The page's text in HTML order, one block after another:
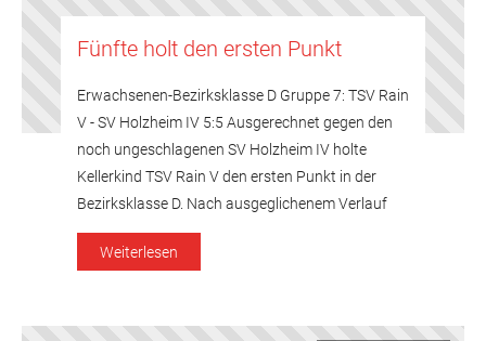
Fünfte holt den ersten Punkt
Erwachsenen-Bezirksklasse D Gruppe 7: TSV Rain
V - SV Holzheim IV 5:5 Ausgerechnet gegen den
noch ungeschlagenen SV Holzheim IV holte
Kellerkind TSV Rain V den ersten Punkt in der
Bezirksklasse D. Nach ausgeglichenem Verlauf
der Eingangsdoppel schienen zunächst die Gäste
aus dem Kreis Dillingen die Oberhand zu
Weiterlesen